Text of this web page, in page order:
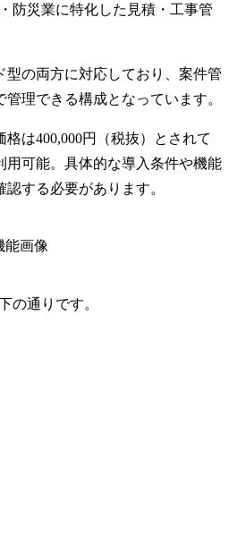
防災業に特化した見積・工事管
型の両方に対応しており、案件管
理できる構成となっています。
は400,000円（税抜）とされて
用可能。具体的な導入条件や機能
する必要があります。
の通りです。